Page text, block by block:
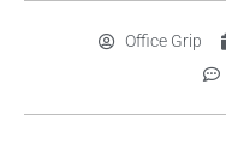
Office Grip